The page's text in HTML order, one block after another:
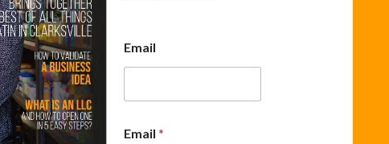
Email
Email *